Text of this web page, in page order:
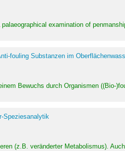
examination of
fouling Substanzen im
Bewuchs durch Organismen ((Bio-
Speziesanalytik
(z.B. veränderter Metabolismus).